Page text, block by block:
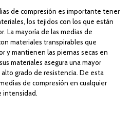
de compresión es importante tener
los tejidos con los que están
La mayoría de las medias de
materiales transpirables que
y mantienen las piernas secas en
materiales asegura una mayor
grado de resistencia. De esta
de compresión en cualquier
intensidad.